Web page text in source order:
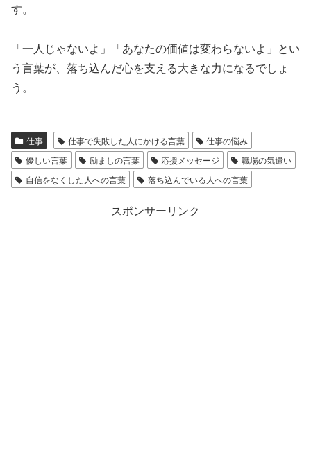
す。
「一人じゃないよ」「あなたの価値は変わらないよ」とい
う言葉が、落ち込んだ心を支える大きな力になるでしょ
う。
仕事 仕事で失敗した人にかける言葉
仕事の悩み
優しい言葉
励ましの言葉 応援メッセージ
職場の気遣い
自信をなくした人への言葉
落ち込んでいる人への言葉
スポンサーリンク